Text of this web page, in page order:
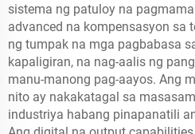
sistema ng patuloy na
advanced na kompensasyon sa
ng tumpak na mga pagbabasa
kapaligiran, na nag-aalis ng
manu-manong pag-aayos. Ang
nito ay nakakatagal sa
industriya habang pinapanatili